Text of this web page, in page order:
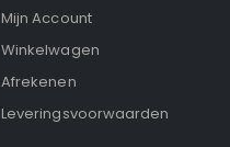
Mijn Account
Winkelwagen
Afrekenen
Leveringsvoorwaarden